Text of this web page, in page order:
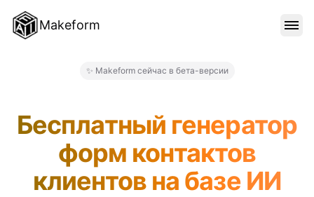
Makeform
✨ Makeform сейчас в бета-версии
Бесплатный генератор
форм контактов
клиентов на базе ИИ